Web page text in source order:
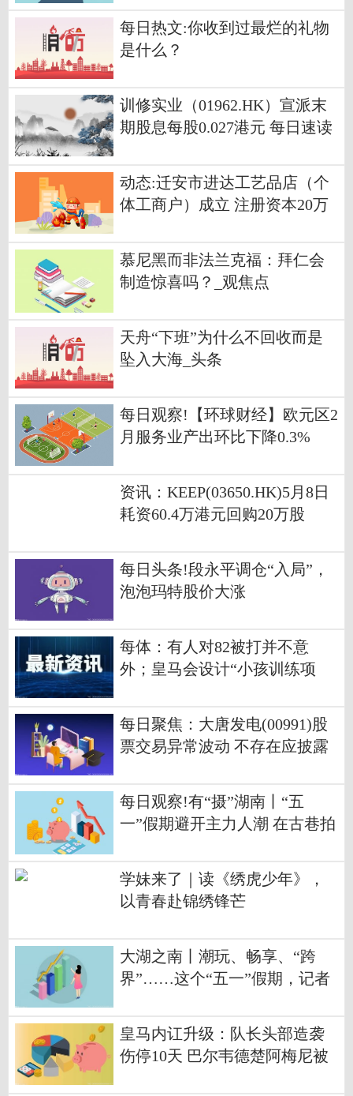
每日热文:你收到过最烂的礼物
是什么？
训修实业（01962.HK）宣派末
期股息每股0.027港元 每日速读
动态:迁安市进达工艺品店（个
体工商户）成立 注册资本20万
慕尼黑而非法兰克福：拜仁会
制造惊喜吗？_观焦点
天舟“下班”为什么不回收而是
坠入大海_头条
每日观察!【环球财经】欧元区2
月服务业产出环比下降0.3%
资讯：KEEP(03650.HK)5月8日
耗资60.4万港元回购20万股
每日头条!段永平调仓“入局”，
泡泡玛特股价大涨
每体：有人对82被打并不意
外；皇马会设计“小孩训练项
每日聚焦：大唐发电(00991)股
票交易异常波动 不存在应披露
每日观察!有“摄”湖南丨“五
一”假期避开主力人潮 在古巷拍
学妹来了｜读《绣虎少年》，
以青春赴锦绣锋芒
大湖之南丨潮玩、畅享、“跨
界”……这个“五一”假期，记者
皇马内讧升级：队长头部造袭
伤停10天 巴尔韦德楚阿梅尼被